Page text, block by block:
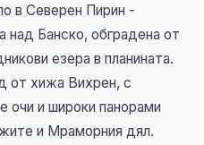
в Северен Пирин -
над Банско, обградена от
езера в планината.
от хижа Вихрен, с
очи и широки панорами
и Мраморния дял.